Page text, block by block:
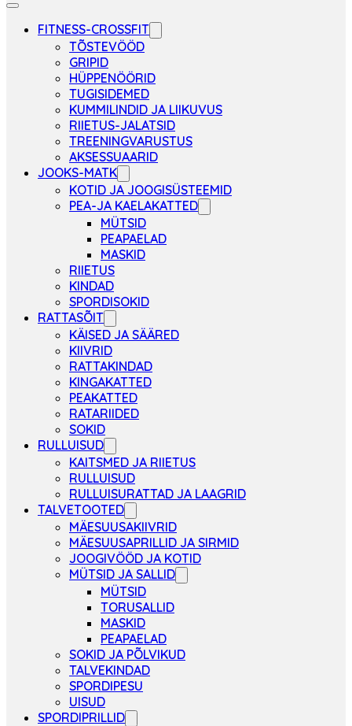
FITNESS-CROSSFIT
TÕSTEVÖÖD
GRIPID
HÜPPENÖÖRID
TUGISIDEMED
KUMMILINDID JA LIIKUVUS
RIIETUS-JALATSID
TREENINGVARUSTUS
AKSESSUAARID
JOOKS-MATK
KOTID JA JOOGISÜSTEEMID
PEA-JA KAELAKATTED
MÜTSID
PEAPAELAD
MASKID
RIIETUS
KINDAD
SPORDISOKID
RATTASÕIT
KÄISED JA SÄÄRED
KIIVRID
RATTAKINDAD
KINGAKATTED
PEAKATTED
RATARIIDED
SOKID
RULLUISUD
KAITSMED JA RIIETUS
RULLUISUD
RULLUISURATTAD JA LAAGRID
TALVETOOTED
MÄESUUSAKIIVRID
MÄESUUSAPRILLID JA SIRMID
JOOGIVÖÖD JA KOTID
MÜTSID JA SALLID
MÜTSID
TORUSALLID
MASKID
PEAPAELAD
SOKID JA PÕLVIKUD
TALVEKINDAD
SPORDIPESU
UISUD
SPORDIPRILLID